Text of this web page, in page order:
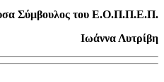
Σύμβουλος του Ε.Ο.Π.Π.Ε.Π.
Ιωάννα Λυτρίβη